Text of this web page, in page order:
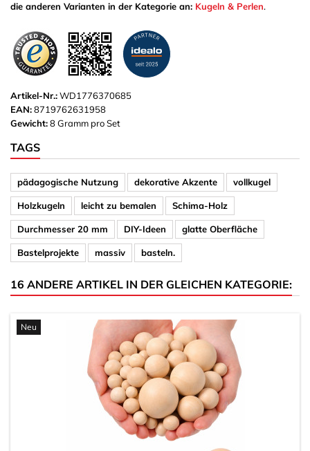
die anderen Varianten in der Kategorie an: Kugeln & Perlen.
Artikel-Nr.:WD1776370685
EAN:8719762631958
Gewicht:8 Gramm pro Set
TAGS
pädagogische Nutzung dekorative Akzente vollkugel
Holzkugeln leicht zu bemalen Schima-Holz
Durchmesser 20 mm DIY-Ideen glatte Oberfläche
Bastelprojekte massiv basteln.
16 ANDERE ARTIKEL IN DER GLEICHEN KATEGORIE:
Neu